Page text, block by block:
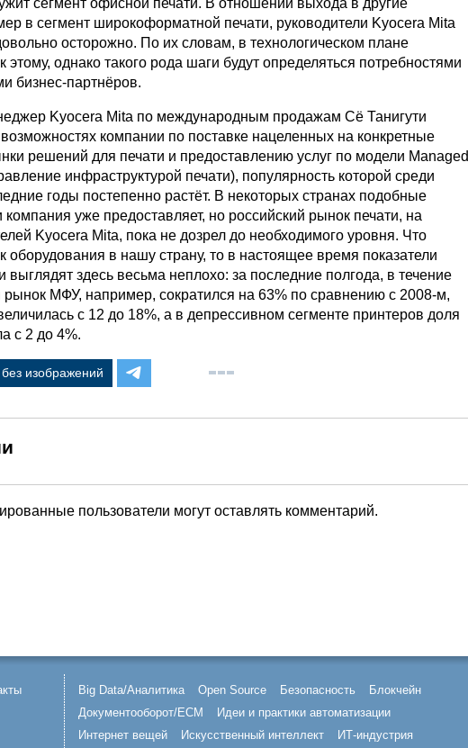
сегмент офисной печати. В отношении выхода в другие
в сегмент широкоформатной печати, руководители Kyocera Mita
осторожно. По их словам, в технологическом плане
этому, однако такого рода шаги будут определяться потребностями
бизнес-партнёров.
Kyocera Mita по международным продажам Сё Танигути
компании по поставке нацеленных на конкретные
решений для печати и предоставлению услуг по модели Managed
инфраструктурой печати), популярность которой среди
годы постепенно растёт. В некоторых странах подобные
компания уже предоставляет, но российский рынок печати, на
Kyocera Mita, пока не дозрел до необходимого уровня. Что
оборудования в нашу страну, то в настоящее время показатели
выглядят здесь весьма неплохо: за последние полгода, в течение
рынок МФУ, например, сократился на 63% по сравнению с 2008-м,
с 12 до 18%, а в депрессивном сегменте принтеров доля
с 2 до 4%.
изображений
пользователи могут оставлять комментарий.
Big Data/Аналитика Open Source Безопасность
Блокчейн
Документооборот/ECM
Идеи и практики автоматизации
Интернет вещей
Искусственный интеллект ИТ-индустрия